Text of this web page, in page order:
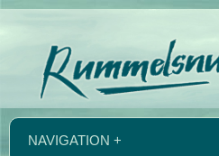
NAVIGATION +